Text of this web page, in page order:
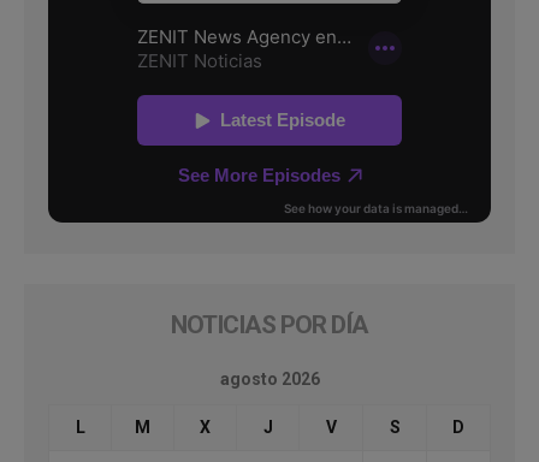
NOTICIAS POR DÍA
agosto 2026
L M X J V S D